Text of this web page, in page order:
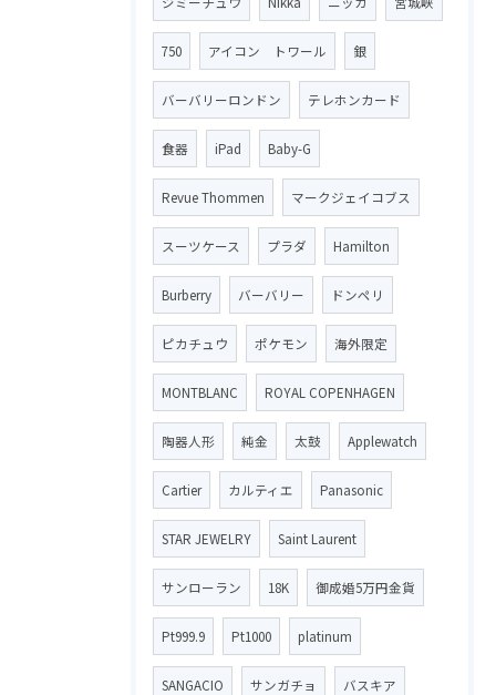
750 アイコン トワール 銀
バーバリーロンドン テレホンカード
食器 iPad Baby-G
Revue Thommen マークジェイコブス
スーツケース プラダ Hamilton
Burberry バーバリー ドンペリ
ピカチュウ ポケモン 海外限定
MONTBLANC ROYAL COPENHAGEN
陶器人形 純金 太鼓 Applewatch
Cartier カルティエ Panasonic
STAR JEWELRY Saint Laurent
サンローラン 18K 御成婚5万円金貨
Pt999.9 Pt1000 platinum
SANGACIO サンガチョ バスキア